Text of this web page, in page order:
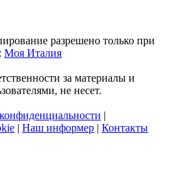
разрешено только при
Моя Италия
за материалы и
не несет.
|
| Наш информер | Контакты